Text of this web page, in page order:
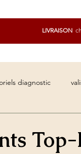
LIVRAISON
diagnostic